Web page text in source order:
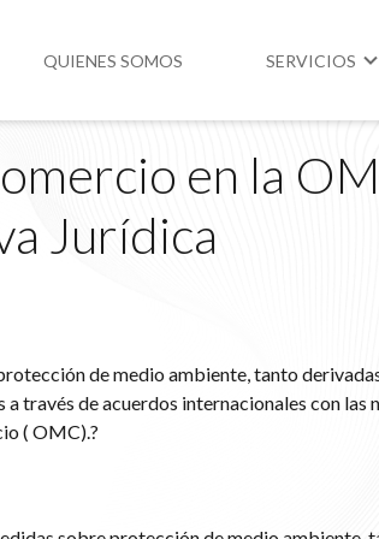
QUIENES SOMOS SERVICIOS
Higiene y
en la
Jurídica
de medio ambiente, tanto
través de acuerdos internacionales con las
( OMC).?